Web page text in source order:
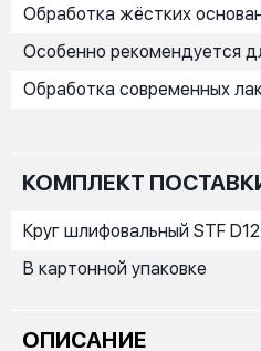
Обработка жёстких
Особенно рекомендуется
Обработка современных
КОМПЛЕКТ
Круг шлифовальный STF
В картонной упаковке
ОПИСАНИЕ